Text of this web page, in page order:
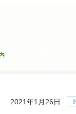
2021年1月26日